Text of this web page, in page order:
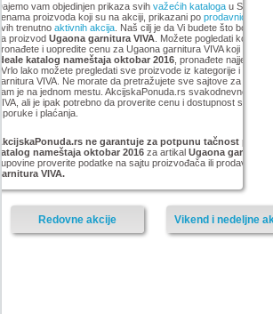
vam objedinjen prikaza svih važećih katalogau Srbiji, sa
proizvoda koji su na akciji, prikazani po prodavnicama
trenutno aktivnih akcija. Naš cilj je da Vi budete što bolje
proizvod Ugaona garnitura VIVA. Možete pogledati
i uopredite cenu za Ugaona garnitura VIVA koji smo mi
katalog nameštaja oktobar 2016, pronađete najjeftiniji
lako možete pregledati sve proizvode iz kategorije i
VIVA. Ne morate da pretražujete sve sajtove za artikal
je na jednom mestu. AkcijskaPonuda.rs svakodnevno
ali je ipak potrebno da proverite cenu i dostupnost sa
i plaćanja.
ne garantuje za potpunu tačnost
nameštaja oktobar 2016za artikal Ugaona garnitura
proverite podatke na sajtu proizvođača ili prodavnice
VIVA.
Vikend i nedeljne
Redovne akcije